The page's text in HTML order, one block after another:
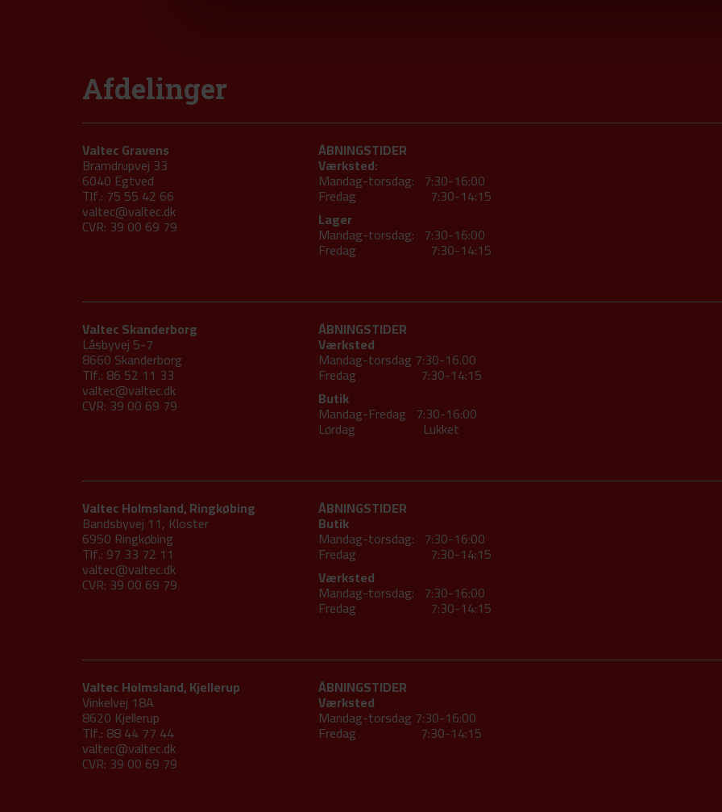
Afdelinger
Valtec Gravens
Bramdrupvej 33
6040 Egtved
Tlf.: 75 55 42 66
valtec@valtec.dk
CVR: 39 00 69 79
ÅBNINGSTIDER
Værksted:
Mandag-torsdag: 7:30-16:00
Fredag 7:30-14:15
Lager
Mandag-torsdag: 7:30-16:00
Fredag 7:30-14:15
Valtec Skanderborg
Låsbyvej 5-7
8660 Skanderborg
Tlf.: 86 52 11 33
valtec@valtec.dk
CVR: 39 00 69 79
ÅBNINGSTIDER
Værksted
Mandag-torsdag 7:30-16.00
Fredag 7:30-14:15
Butik
Mandag-Fredag 7:30-16:00
Lørdag Lukket
Valtec Holmsland, Ringkøbing
Bandsbyvej 11, Kloster
6950 Ringkøbing
Tlf.: 97 33 72 11
valtec@valtec.dk
CVR: 39 00 69 79
ÅBNINGSTIDER
Butik
Mandag-torsdag: 7:30-16:00
Fredag 7:30-14:15
Værksted
Mandag-torsdag: 7:30-16:00
Fredag 7:30-14:15
Valtec Holmsland, Kjellerup
Vinkelvej 18A
8620 Kjellerup
Tlf.: 88 44 77 44
valtec@valtec.dk
CVR: 39 00 69 79
ÅBNINGSTIDER
Værksted
Mandag-torsdag 7:30-16:00
Fredag 7:30-14:15